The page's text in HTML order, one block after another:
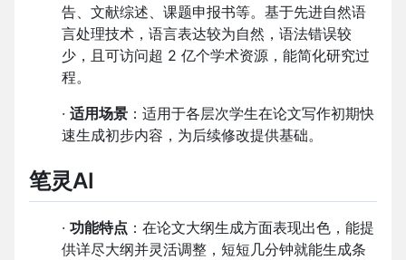
告、文献综述、课题申报书等。基于先进自然语
言处理技术，语言表达较为自然，语法错误较
少，且可访问超 2 亿个学术资源，能简化研究过
程。
· 适用场景 ：适用于各层次学生在论文写作初期快
速生成初步内容，为后续修改提供基础。
笔灵AI
· 功能特点 ：在论文大纲生成方面表现出色，能提
供详尽大纲并灵活调整，短短几分钟就能生成条